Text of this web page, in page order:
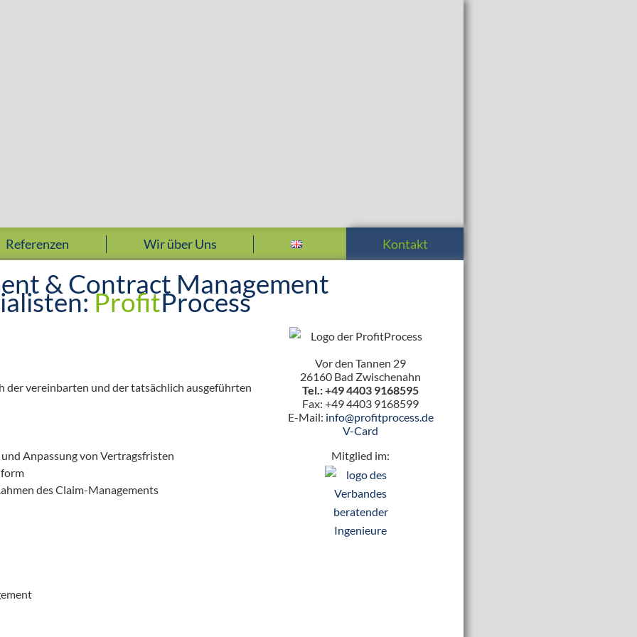
Referenzen Wir über Uns Kontakt
& Contract Management
ProfitProcess
vereinbarten und der tatsächlich ausgeführten
Anpassung von Vertragsfristen
des Claim-Managements
Vor den Tannen 29
26160 Bad Zwischenahn
Tel.: +49 4403 9168595
Fax: +49 4403 9168599
E-Mail: info@profitprocess.de
V-Card
Mitglied im: